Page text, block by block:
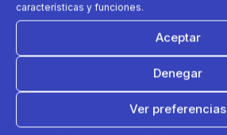
características y funciones.
Aceptar
Denegar
Ver preferencias